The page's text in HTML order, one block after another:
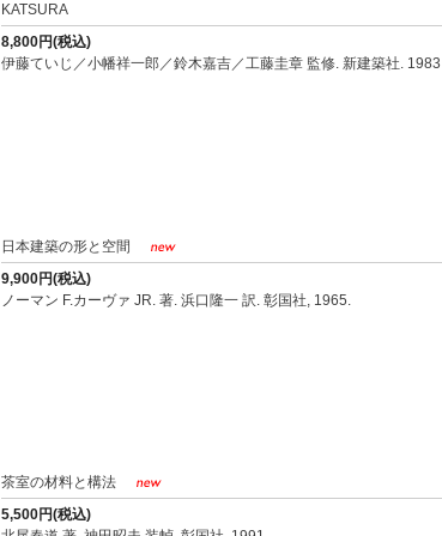
KATSURA
8,800円(税込)
伊藤ていじ／小幡祥一郎／鈴木嘉吉／工藤圭章 監修. 新建築社.
日本建築の形と空間
9,900円(税込)
ノーマン F.カーヴァ JR. 著. 浜口隆一 訳. 彰国社, 1965.
茶室の材料と構法
5,500円(税込)